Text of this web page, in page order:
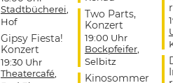
Stadtbücherei
Hof
Gipsy Fiesta!
Konzert
19:30 Uhr
Theatercafé,
Two Parts,
Konzert
19:00 Uhr
Bockpfeifer,
Selbitz
Kinosommer